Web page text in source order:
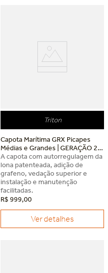
Triton
Capota Marítima GRX Picapes
Médias e Grandes | GERAÇÃO 2
Mitsubishi Triton
A capota com autorregulagem da
lona patenteada, adição de
grafeno, vedação superior e
instalação e manutenção
facilitadas.
R$ 999,00
Ver detalhes